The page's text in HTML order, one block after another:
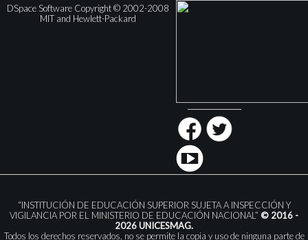
DSpace Software Copyright © 2002-2008
MIT and Hewlett-Packard
“INSTITUCIÓN DE EDUCACIÓN SUPERIOR SUJETA A INSPECCIÓN Y
VIGILANCIA POR EL MINISTERIO DE EDUCACIÓN NACIONAL” © 2016 -
2026 UNICESMAG.
Todos los derechos reservados, no se permite la copia y uso de ninguna parte de